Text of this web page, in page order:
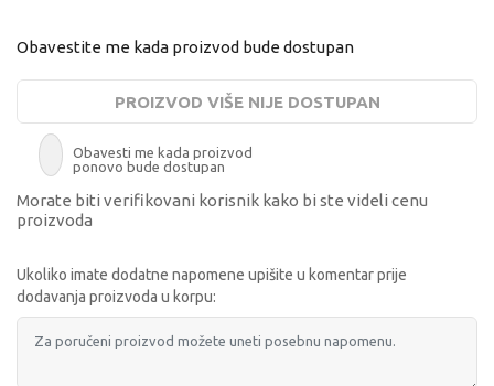
Obavestite me kada proizvod bude dostupan
PROIZVOD VIŠE NIJE DOSTUPAN
Obavesti me kada proizvod
ponovo bude dostupan
Morate biti verifikovani korisnik kako bi ste videli cenu
proizvoda
Ukoliko imate dodatne napomene upišite u komentar prije
dodavanja proizvoda u korpu: